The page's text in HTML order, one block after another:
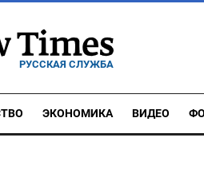
РУССКАЯ СЛУЖБА
ЭКОНОМИКА ВИДЕО